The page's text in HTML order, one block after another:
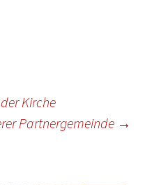
Kirche
Partnergemeinde →